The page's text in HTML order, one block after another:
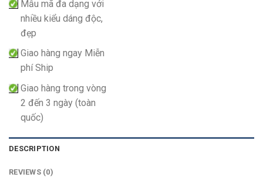
Mẫu mã đa dạng với
nhiều kiểu dáng độc,
đẹp
Giao hàng ngay Miễn
phí Ship
Giao hàng trong vòng
2 đến 3 ngày (toàn
quốc)
DESCRIPTION
REVIEWS (0)